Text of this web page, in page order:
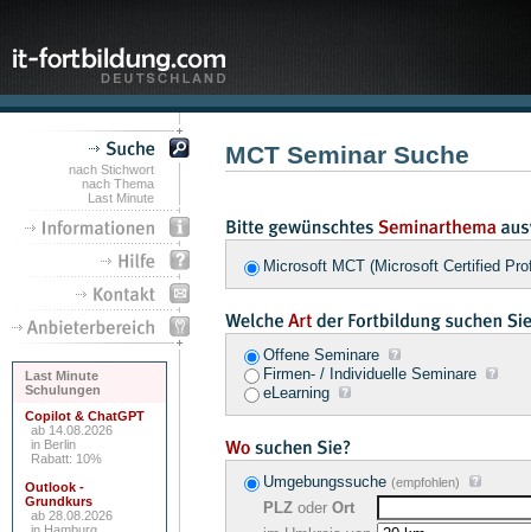
nach Stichwort
nach Thema
Last Minute
Last Minute
Schulungen
Copilot & ChatGPT
ab 14.08.2026
in Berlin
Rabatt: 10%
Outlook -
Grundkurs
ab 28.08.2026
MCT Seminar Suche
Microsoft MCT (Microsoft Certified
Offene Seminare
Firmen- / Individuelle Seminare
eLearning
Umgebungssuche (empfohlen)
PLZ oder Ort